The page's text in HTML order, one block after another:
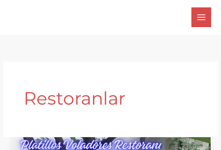
Restoranlar